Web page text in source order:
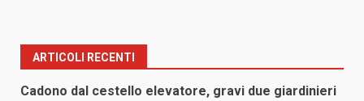
ARTICOLI RECENTI
Cadono dal cestello elevatore, gravi due giardinieri